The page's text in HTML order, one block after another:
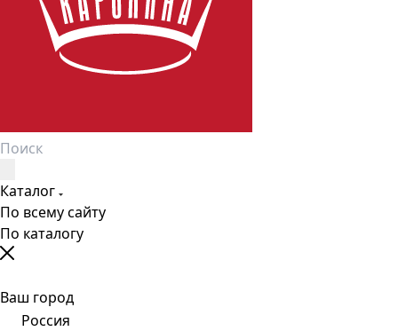
Каталог
По всему сайту
По каталогу
Ваш город
Россия